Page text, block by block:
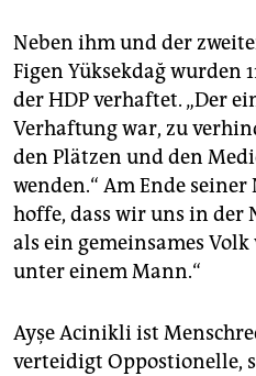
Neben ihm und der
Figen Yüksekdağ wurden
der HDP verhaftet. „Der
Verhaftung war, zu
den Plätzen und den
wenden.“ Am Ende
hoffe, dass wir uns in der
als ein gemeinsames
unter einem Mann.“
Ayşe Acinikli ist
verteidigt Oppostionelle,